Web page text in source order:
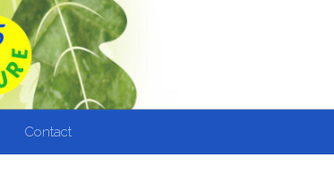
Contact